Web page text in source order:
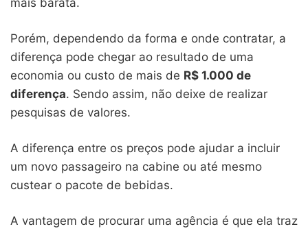
Porém, dependendo da forma e onde contratar, a
diferença pode chegar ao resultado de uma
economia ou custo de mais de R$ 1.000 de
diferença. Sendo assim, não deixe de realizar
pesquisas de valores.
A diferença entre os preços pode ajudar a incluir
um novo passageiro na cabine ou até mesmo
custear o pacote de bebidas.
A vantagem de procurar uma agência é que ela traz